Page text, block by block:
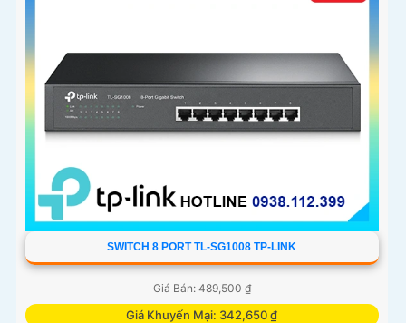
SWITCH 8 PORT TL-SG1008 TP-LINK
Giá Bán: 489,500 ₫
Giá Khuyến Mại: 342,650 ₫